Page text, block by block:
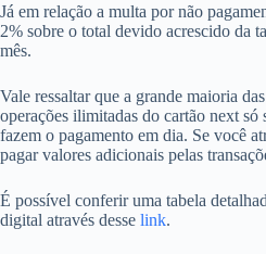
Já em relação a multa por não
2% sobre o total devido acrescido da
mês.
Vale ressaltar que a grande maioria
operações ilimitadas do cartão next só
fazem o pagamento em dia. Se você
pagar valores adicionais pelas
É possível conferir uma tabela
digital através desse link.